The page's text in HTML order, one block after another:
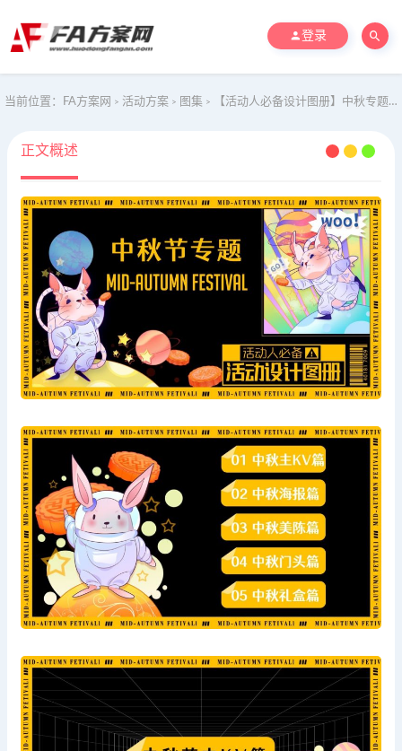
登录
当前位置： FA方案网 > 活动方案 > 图集 > 【活动人必备设计图册】中秋专题（主KV海报美陈门头礼品盒）
正文概述